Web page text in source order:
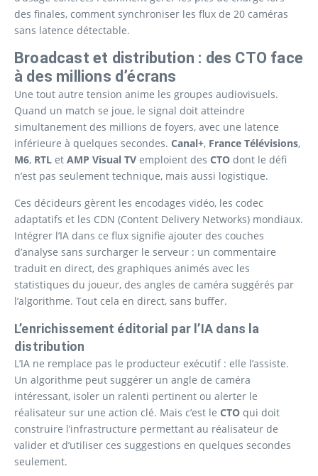
des finales, comment synchroniser les flux de 20 caméras
sans latence détectable.
Broadcast et distribution : des CTO face
à des millions d’écrans
Une tout autre tension anime les groupes audiovisuels.
Quand un match se joue, le signal doit atteindre
simultanement des millions de foyers, avec une latence
inférieure à quelques secondes. Canal+, France Télévisions,
M6, RTL et AMP Visual TV emploient des CTO dont le défi
n’est pas seulement technique, mais aussi logistique.
Ces décideurs gèrent les encodages vidéo, les codec
adaptatifs et les CDN (Content Delivery Networks) mondiaux.
Intégrer l’IA dans ce flux signifie ajouter des couches
d’analyse sans surcharger le serveur : un commentaire
traduit en direct, des graphiques animés avec les
statistiques du joueur, des angles de caméra suggérés par
l’algorithme. Tout cela en direct, sans buffer.
L’enrichissement éditorial par l’IA dans la
distribution
L’IA ne remplace pas le producteur exécutif : elle l’assiste.
Un algorithme peut suggérer un angle de caméra
intéressant, isoler un ralenti pertinent ou alerter le
réalisateur sur une action clé. Mais c’est le CTO qui doit
construire l’infrastructure permettant au réalisateur de
valider et d’utiliser ces suggestions en quelques secondes
seulement.